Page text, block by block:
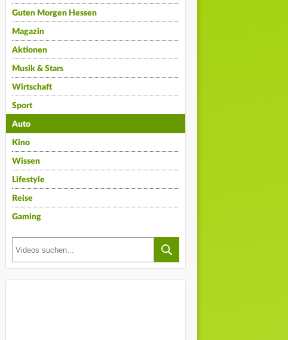
Guten Morgen Hessen
Magazin
Aktionen
Musik & Stars
Wirtschaft
Sport
Auto
Kino
Wissen
Lifestyle
Reise
Gaming